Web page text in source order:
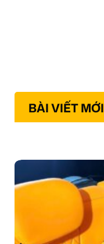
BÀI VIẾT MỚI